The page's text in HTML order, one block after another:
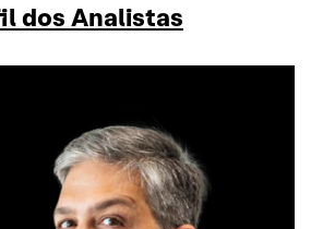
dos Analistas